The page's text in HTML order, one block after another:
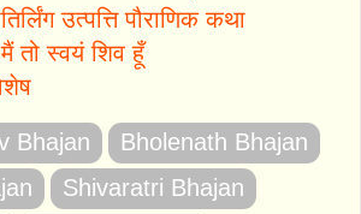
उत्पत्ति पौराणिक कथा
मैं तो स्वयं शिव हूँ
Bhajan
Bholenath Bhajan
Shivaratri Bhajan